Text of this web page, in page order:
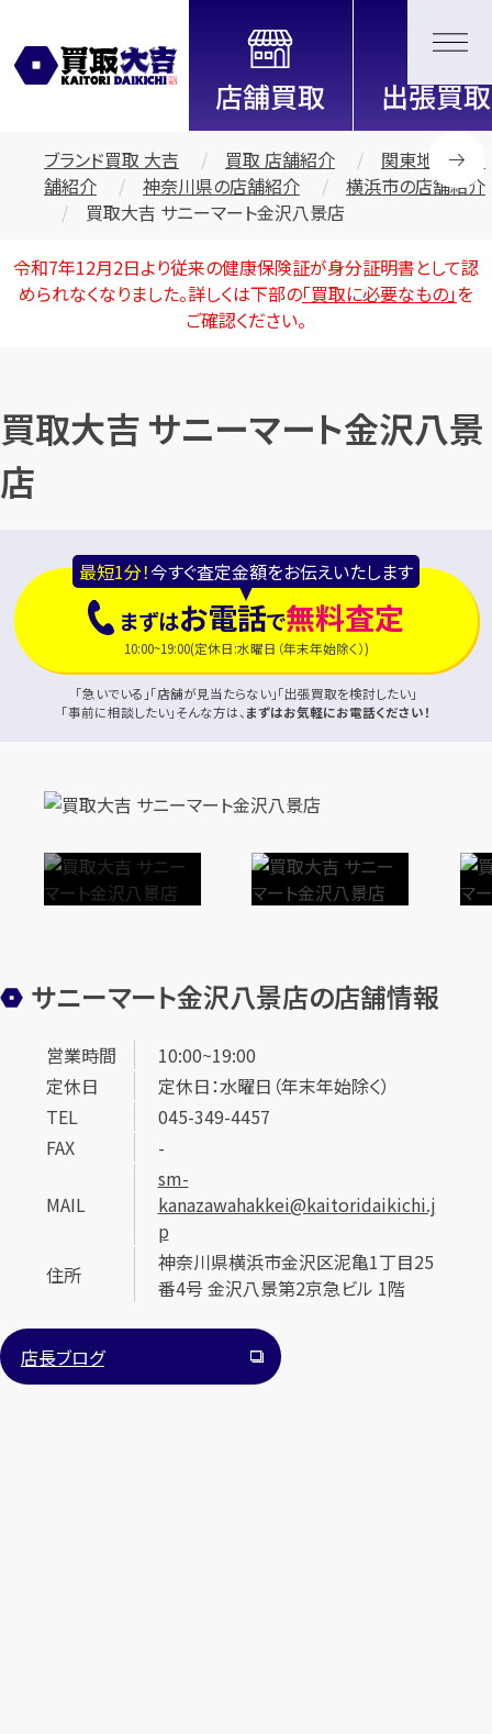
全国2200店舗以上展開中！
信頼と実績の買取専門店「買取大
吉」
カンタン
今すぐ査定金額をお伝えいたします
ブランド買取 大吉 買取 店舗紹介
関東地区の店
舗紹介
神奈川県の店舗紹介
横浜市の店舗紹介
買取大吉 サニーマート金沢八景店
令和7年12月2日より従来の健康保険証が身分証明書として認
められなくなりました。詳しくは下部の「買取に必要なもの」を
ご確認ください。
買取大吉 サニーマート金沢八景
店
最短1分！今すぐ査定金額をお伝えいたします
まずはお電話で無料査定
10:00~19:00(定休日:水曜日（年末年始除く）)
「急いでいる」「店舗が見当たらない」「出張買取を検討したい」
「事前に相談したい」そんな方は、まずはお気軽にお電話ください！
サニーマート金沢八景店の店舗情報
営業時間
10:00~19:00
定休日
定休日：水曜日（年末年始除く）
TEL
045-349-4457
FAX
-
MAIL
sm-
kanazawahakkei@kaitoridaikichi.j
p
住所
神奈川県横浜市金沢区泥亀1丁目25
番4号 金沢八景第2京急ビル 1階
店長ブログ